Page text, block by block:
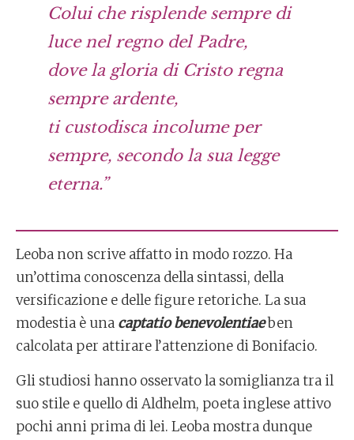
Colui che risplende sempre di
luce nel regno del Padre,
dove la gloria di Cristo regna
sempre ardente,
ti custodisca incolume per
sempre, secondo la sua legge
eterna.”
Leoba non scrive affatto in modo rozzo. Ha
un’ottima conoscenza della sintassi, della
versificazione e delle figure retoriche. La sua
modestia è una captatio benevolentiaeben
calcolata per attirare l’attenzione di Bonifacio.
Gli studiosi hanno osservato la somiglianza tra il
suo stile e quello di Aldhelm, poeta inglese attivo
pochi anni prima di lei. Leoba mostra dunque